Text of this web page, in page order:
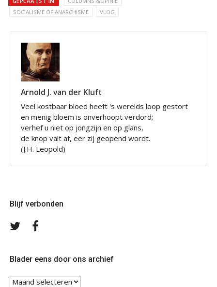
SOCIALISME OF ANARCHISME
VLOG
Arnold J. van der Kluft
Veel kostbaar bloed heeft 's werelds loop gestort
en menig bloem is onverhoopt verdord;
verhef u niet op jongzijn en op glans,
de knop valt af, eer zij geopend wordt.
(J.H. Leopold)
Blijf verbonden
Volg
Blader eens door ons archief
Blader